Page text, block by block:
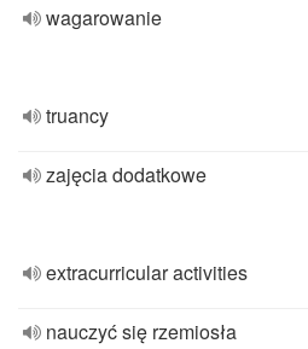
wagarowanie
truancy
zajęcia dodatkowe
extracurricular activities
nauczyć się rzemiosła